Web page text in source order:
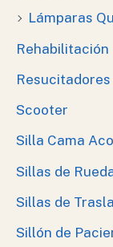
Lámparas
Rehabilitación
Resucitadores
Scooter
Silla Cama
Sillas de
Sillas de
Sillón de